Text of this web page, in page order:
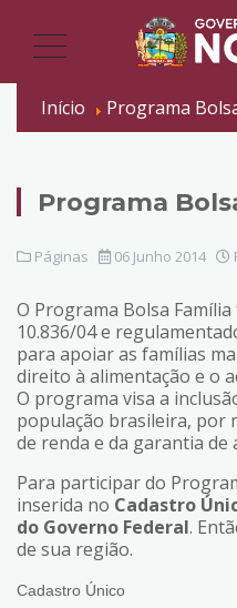
Início Programa
Programa
Páginas 06 Junho 2014
O Programa Bolsa
10.836/04 e
para apoiar as famílias
direito à alimentação e o
O programa visa a
população brasileira, por
de renda e da garantia de
Para participar do
inserida no Cadastro
do Governo Federal.
de sua região.
Cadastro Único